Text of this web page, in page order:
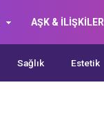
AŞK & İLİŞKİLER
Sağlık Estetik